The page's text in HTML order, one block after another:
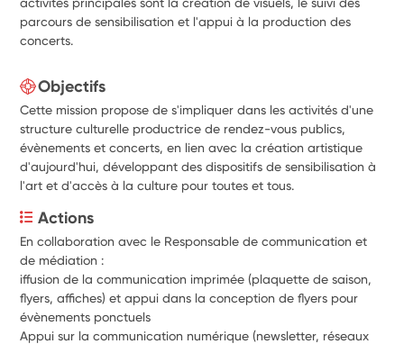
parcours de sensibilisation et l'appui à la production des
concerts.
Objectifs
Cette mission propose de s'impliquer dans les activités d'une
structure culturelle productrice de rendez-vous publics,
évènements et concerts, en lien avec la création artistique
d'aujourd'hui, développant des dispositifs de sensibilisation à
l'art et d'accès à la culture pour toutes et tous.
Actions
En collaboration avec le Responsable de communication et
de médiation :
iffusion de la communication imprimée (plaquette de saison,
flyers, affiches) et appui dans la conception de flyers pour
évènements ponctuels
Appui sur la communication numérique (newsletter, réseaux